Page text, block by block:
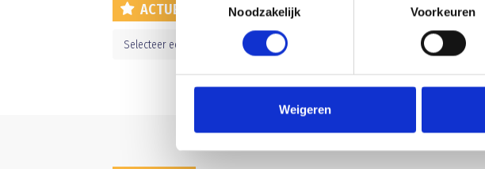
Noodzakelijk
Voorkeuren
Weigeren
ACTUELE STANDEN